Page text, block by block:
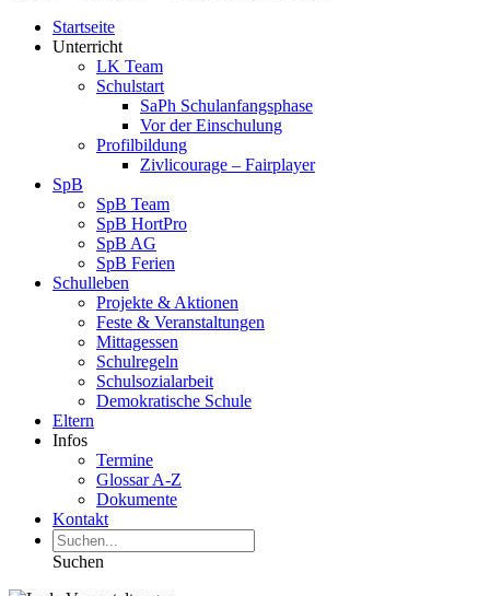
Startseite
Unterricht
LK Team
Schulstart
SaPh Schulanfangsphase
Vor der Einschulung
Profilbildung
Zivlicourage – Fairplayer
SpB
SpB Team
SpB HortPro
SpB AG
SpB Ferien
Schulleben
Projekte & Aktionen
Feste & Veranstaltungen
Mittagessen
Schulregeln
Schulsozialarbeit
Demokratische Schule
Eltern
Infos
Termine
Glossar A-Z
Dokumente
Kontakt
Suchen